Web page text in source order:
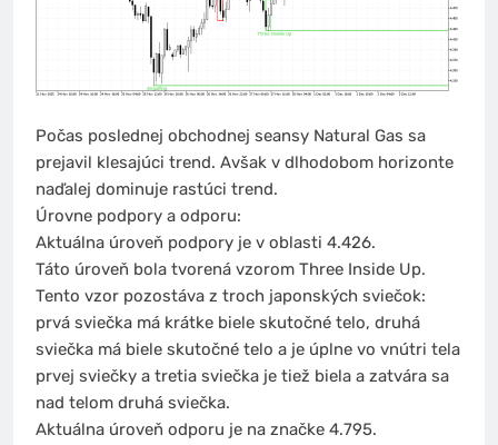
Počas poslednej obchodnej seansy Natural Gas sa
prejavil klesajúci trend. Avšak v dlhodobom horizonte
naďalej dominuje rastúci trend.
Úrovne podpory a odporu:
Aktuálna úroveň podpory je v oblasti 4.426.
Táto úroveň bola tvorená vzorom Three Inside Up.
Tento vzor pozostáva z troch japonských sviečok:
prvá sviečka má krátke biele skutočné telo, druhá
sviečka má biele skutočné telo a je úplne vo vnútri tela
prvej sviečky a tretia sviečka je tiež biela a zatvára sa
nad telom druhá sviečka.
Aktuálna úroveň odporu je na značke 4.795.